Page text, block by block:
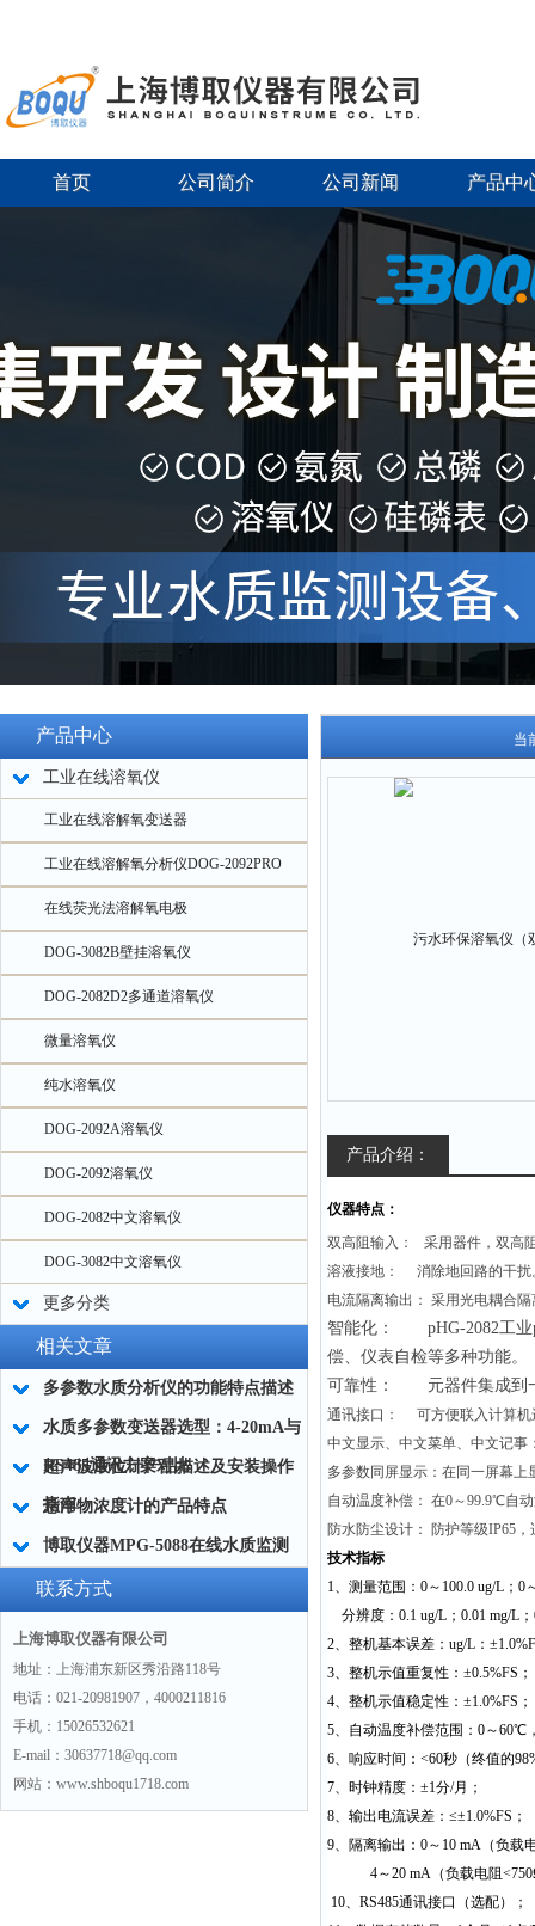
首页 公司简介 公司新闻 产品中
产品中心
工业在线溶氧仪
工业在线溶解氧变送器
工业在线溶解氧分析仪DOG-2092PRO
在线荧光法溶解氧电极
DOG-3082B壁挂溶氧仪
DOG-2082D2多通道溶氧仪
微量溶氧仪
纯水溶氧仪
DOG-2092A溶氧仪
DOG-2092溶氧仪
DOG-2082中文溶氧仪
DOG-3082中文溶氧仪
更多分类
相关文章
多参数水质分析仪的功能特点描述
水质多参数变送器选型：4-20mA与
RS485通讯方案对比
超声波液位计产品描述及安装操作
指南
悬浮物浓度计的产品特点
博取仪器MPG-5088在线水质监测
站，一站式解决污水厂多参数监测
联系方式
上海博取仪器有限公司
地址：上海浦东新区秀沿路118号
电话：021-20981907，4000211816
手机：15026532621
E-mail：30637718@qq.com
网站：www.shboqu1718.com
当
产品介绍：
仪器特点：
双高阻输入： 采用器件，双高
溶液接地： 消除地回路的干扰
电流隔离输出： 采用光电耦合
智能化： pHG-2082工业
偿、仪表自检等多种功能。
可靠性： 元器件集成到一
通讯接口： 可方便联入计算
中文显示、中文菜单、中文记事
多参数同屏显示：在同一屏幕
自动温度补偿： 在0～99.9℃自
防水防尘设计 ： 防护等级IP65
技术指标
1、测量范围：0～100.0 ug/L；
分辨度：0.1 ug/L；0.01 mg/L
2、整机基本误差：ug/L： ±
3、整机示值重复性： ±0.5%FS ；
4、整机示值稳定性： ±1.0%FS ；
5、自动温度补偿范围：0～60℃
6、响应时间：<60秒（终值的
7、时钟精度： ±1分/月；
8、输出电流误差：≤±1.0%FS；
9、隔离输出：0～10 mA（负载
4～20 mA（负载电阻
10、RS485通讯接口（选配）；